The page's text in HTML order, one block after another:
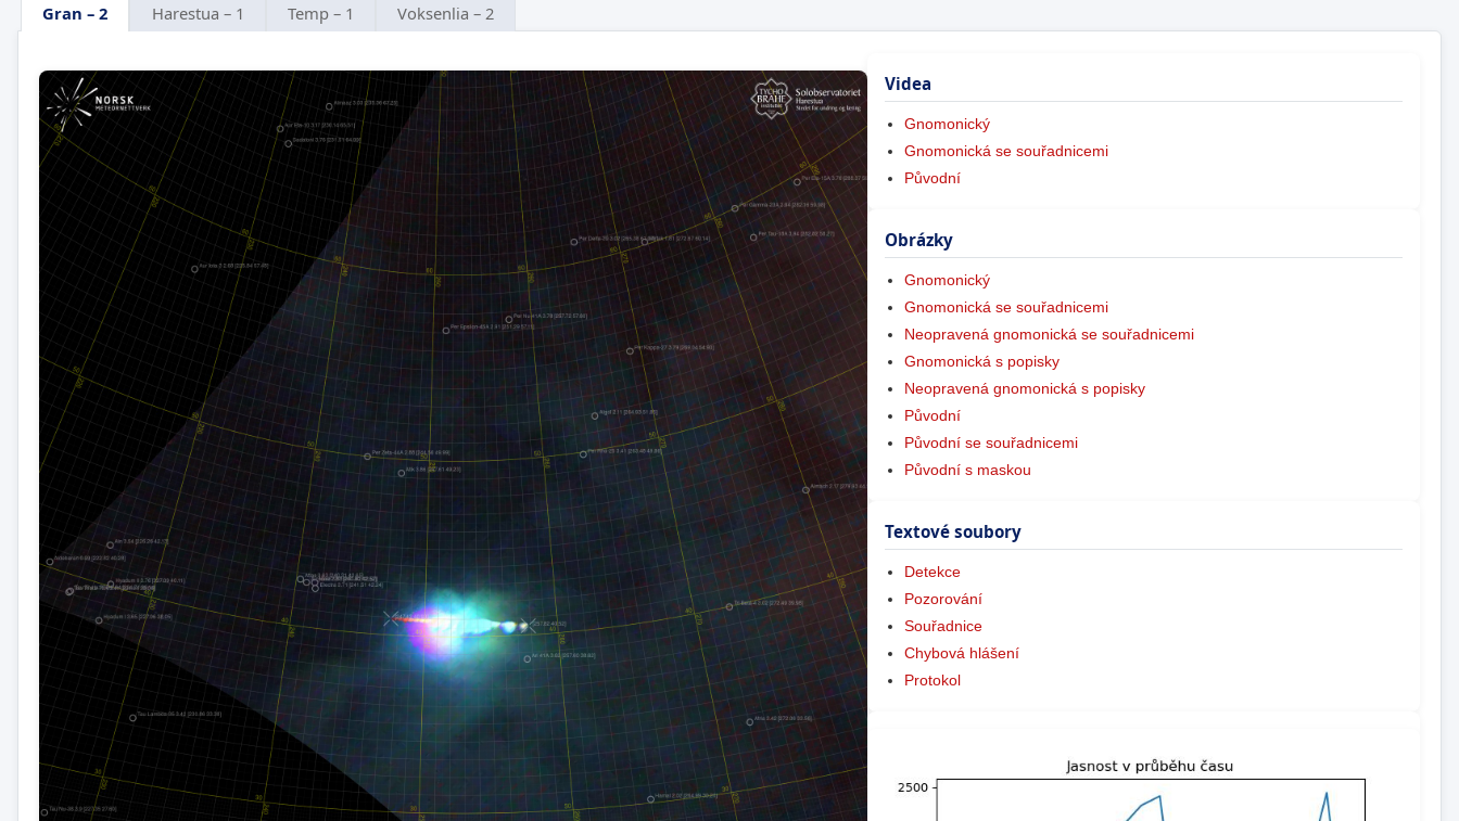
Gran – 2 Harestua – 1 Temp – 1 Voksenlia – 2
Videa
Gnomonický
Gnomonická se souřadnicemi
Původní
Obrázky
Gnomonický
Gnomonická se souřadnicemi
Neopravená gnomonická se souřadnicemi
Gnomonická s popisky
Neopravená gnomonická s popisky
Původní
Původní se souřadnicemi
Původní s maskou
Textové soubory
Detekce
Pozorování
Souřadnice
Chybová hlášení
Protokol